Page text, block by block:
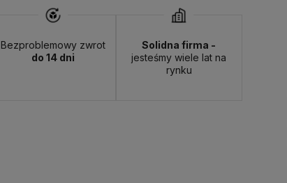
Bezproblemowy zwrot
do 14 dni
Solidna firma -
jesteśmy wiele lat na
rynku